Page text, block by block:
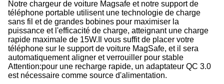
Notre chargeur de voiture Magsafe et notre support de
téléphone portable utilisent une technologie de charge
sans fil et de grandes bobines pour maximiser la
puissance et l'efficacité de charge, atteignant une charge
rapide maximale de 15W. Il vous suffit de placer votre
téléphone sur le support de voiture MagSafe, et il sera
automatiquement aligner et verrouiller pour stable
Attention:pour une recharge rapide, un adaptateur QC 3.0
est nécessaire comme source d'alimentation.